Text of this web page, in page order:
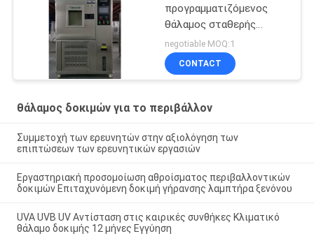
προγραμματιζόμενος
θάλαμος σταθερής
θερμοκρασίας και
υγρασίας
negotiable MOQ:1
CONTACT
θάλαμος δοκιμών για το περιβάλλον
Συμμετοχή των ερευνητών στην αξιολόγηση των
επιπτώσεων των ερευνητικών εργασιών
Εργαστηριακή προσομοίωση αθροίσματος περιβαλλοντικών
δοκιμών Επιταχυνόμενη δοκιμή γήρανσης λαμπτήρα ξενόνου
UVA UVB UV Αντίσταση στις καιρικές συνθήκες Κλιματικό
θάλαμο δοκιμής 12 μήνες Εγγύηση